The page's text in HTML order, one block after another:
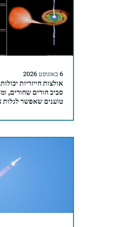
6 באוגוסט 2026
אולצות חייזריות
סביב חורים שחורים,
טוענים שאפשר לגלות